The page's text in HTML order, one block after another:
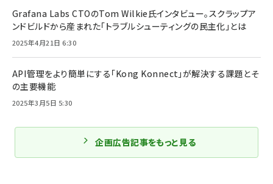
Grafana Labs CTOのTom Wilkie氏インタビュー。スクラップア
ンドビルドから産まれた「トラブルシューティングの民主化」とは
2025年4月21日 6:30
API管理をより簡単にする「Kong Konnect」が解決する課題とそ
の主要機能
2025年3月5日 5:30
企画広告記事をもっと見る